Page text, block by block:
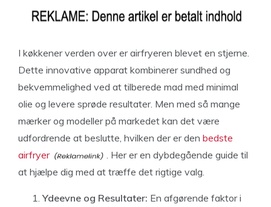
I køkkener verden over er airfryeren blevet en stjerne.
Dette innovative apparat kombinerer sundhed og
bekvemmelighed ved at tilberede mad med minimal
olie og levere sprøde resultater. Men med så mange
mærker og modeller på markedet kan det være
udfordrende at beslutte, hvilken der er den bedste
airfryer
. Her er en dybdegående guide til
at hjælpe dig med at træffe det rigtige valg.
Ydeevne og Resultater: En afgørende faktor i